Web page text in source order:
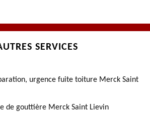
SERVICES
urgence fuite toiture Merck Saint
de gouttière Merck Saint Lievin